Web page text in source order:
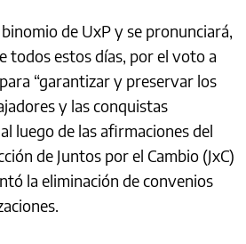
de UxP y se pronunciará,
todos estos días, por el voto a
“garantizar y preservar los
y las conquistas
luego de las afirmaciones del
de Juntos por el Cambio (JxC)
la eliminación de convenios